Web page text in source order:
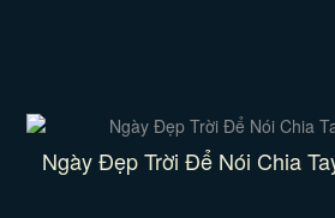
Ngày Đẹp Trời Để Nói Chia